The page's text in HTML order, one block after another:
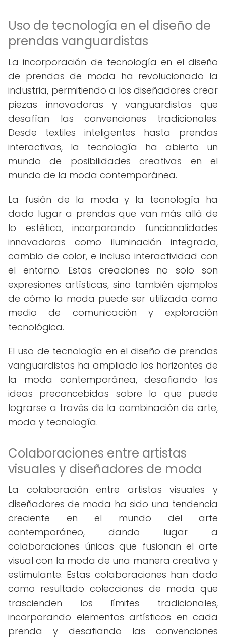
Uso de tecnología en el diseño de
prendas vanguardistas
La incorporación de tecnología en el diseño
de prendas de moda ha revolucionado la
industria, permitiendo a los diseñadores crear
piezas innovadoras y vanguardistas que
desafían las convenciones tradicionales.
Desde textiles inteligentes hasta prendas
interactivas, la tecnología ha abierto un
mundo de posibilidades creativas en el
mundo de la moda contemporánea.
La fusión de la moda y la tecnología ha
dado lugar a prendas que van más allá de
lo estético, incorporando funcionalidades
innovadoras como iluminación integrada,
cambio de color, e incluso interactividad con
el entorno. Estas creaciones no solo son
expresiones artísticas, sino también ejemplos
de cómo la moda puede ser utilizada como
medio de comunicación y exploración
tecnológica.
El uso de tecnología en el diseño de prendas
vanguardistas ha ampliado los horizontes de
la moda contemporánea, desafiando las
ideas preconcebidas sobre lo que puede
lograrse a través de la combinación de arte,
moda y tecnología.
Colaboraciones entre artistas
visuales y diseñadores de moda
La colaboración entre artistas visuales y
diseñadores de moda ha sido una tendencia
creciente en el mundo del arte
contemporáneo, dando lugar a
colaboraciones únicas que fusionan el arte
visual con la moda de una manera creativa y
estimulante. Estas colaboraciones han dado
como resultado colecciones de moda que
trascienden los límites tradicionales,
incorporando elementos artísticos en cada
prenda y desafiando las convenciones